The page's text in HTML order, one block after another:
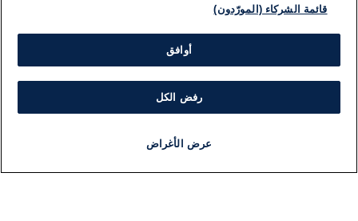
قائمة الشركاء (المورّدون)
أوافق
رفض الكل
عرض الأغراض